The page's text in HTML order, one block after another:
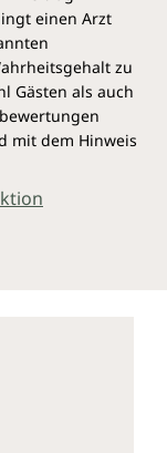
einen Arzt
zu
Gästen als auch
mit dem Hinweis